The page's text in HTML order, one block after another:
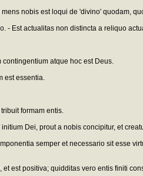
nobis est loqui de 'divino' quodam,
- Est actualitas non distincta a reliquo
atque hoc est Deus.
est essentia.
formam entis.
Dei, prout a nobis concipitur, et
semper et necessario sit esse
est positiva; quidditas vero entis finiti